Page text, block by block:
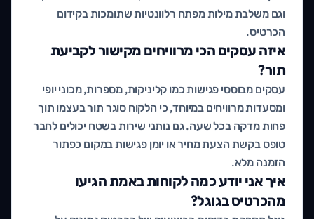
וגם משלבת מילות מפתח רלוונטיות שתומכות בקידום
הכרטיס.
איזה עסקים הכי מרוויחים מקישור לקביעת
תור?
עסקים מבוססי פגישות כמו קליניקות, מספרות, מכוני יופי
ומסעדות מרוויחים במיוחד, כי הלקוח סוגר תור בעצמו תוך
פחות מדקה בכל שעה. גם נותני שירות בשטח יכולים לחבר
טופס בקשת הצעת מחיר או יומן פגישות במקום כפתור
הזמנה מלא.
איך אני יודע כמה לקוחות באמת הגיעו
מהכרטיס בגוגל?